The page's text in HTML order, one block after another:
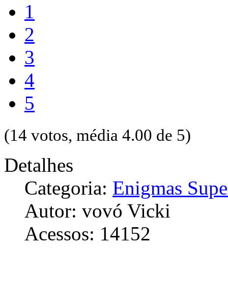
1
2
3
4
5
(14 votos, média 4.00 de 5)
Detalhes
Categoria: Enigmas
Autor: vovó Vicki
Acessos: 14152